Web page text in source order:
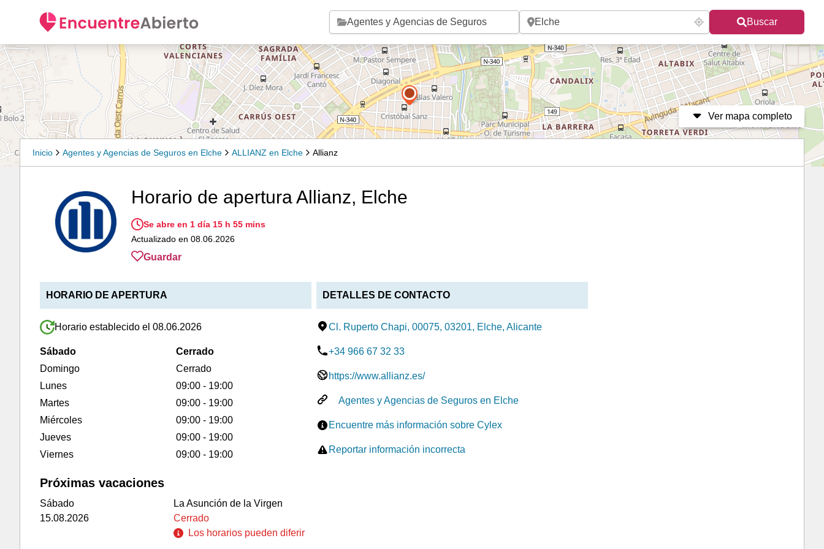
Buscar
Ver mapa completo
Inicio Agentes y Agencias de Seguros en Elche ALLIANZ en Elche Allianz
Horario de apertura Allianz, Elche
Se abre en 1 día 15 h 55 mins
Actualizado en 08.06.2026
Guardar
HORARIO DE APERTURA
Horario establecido el 08.06.2026
Sábado
Cerrado
Domingo
Cerrado
Lunes
09:00 - 19:00
Martes
09:00 - 19:00
Miércoles
09:00 - 19:00
Jueves
09:00 - 19:00
Viernes
09:00 - 19:00
Próximas vacaciones
Sábado
La Asunción de la Virgen
15.08.2026
Cerrado
Los horarios pueden diferir
DETALLES DE CONTACTO
Cl. Ruperto Chapi, 00075, 03201, Elche, Alicante
+34 966 67 32 33
https://www.allianz.es/
Agentes y Agencias de Seguros en Elche
Encuentre más información sobre Cylex
Reportar información incorrecta